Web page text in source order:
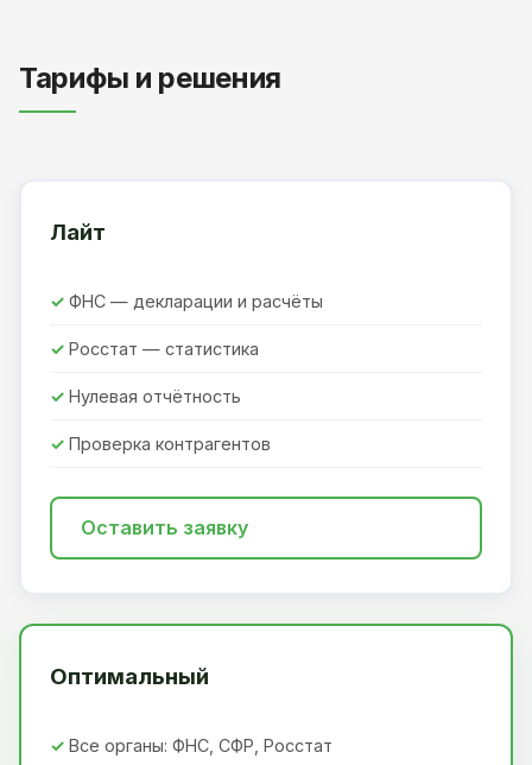
Тарифы и решения
Лайт
ФНС — декларации и расчёты
Росстат — статистика
Нулевая отчётность
Проверка контрагентов
Оставить заявку
Оптимальный
Все органы: ФНС, СФР, Росстат